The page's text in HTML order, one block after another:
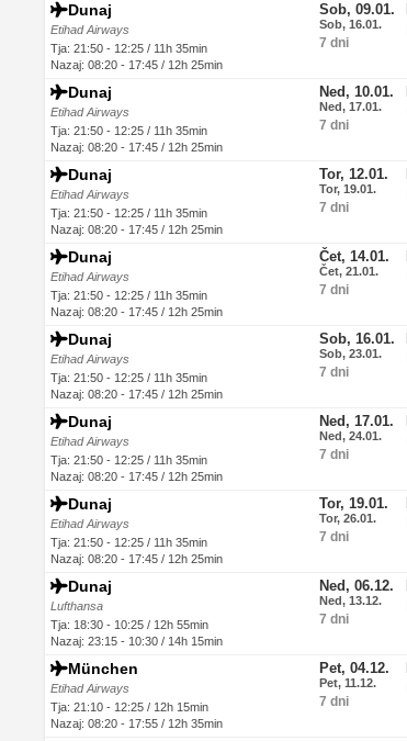
Dunaj
Etihad Airways
Tja: 21:50 - 12:25 / 11h 35min
Nazaj: 08:20 - 17:45 / 12h 25min
Sob, 09.01.
Sob, 16.01.
7 dni
Dunaj
Etihad Airways
Tja: 21:50 - 12:25 / 11h 35min
Nazaj: 08:20 - 17:45 / 12h 25min
Ned, 10.01.
Ned, 17.01.
7 dni
Dunaj
Etihad Airways
Tja: 21:50 - 12:25 / 11h 35min
Nazaj: 08:20 - 17:45 / 12h 25min
Tor, 12.01.
Tor, 19.01.
7 dni
Dunaj
Etihad Airways
Tja: 21:50 - 12:25 / 11h 35min
Nazaj: 08:20 - 17:45 / 12h 25min
Čet, 14.01.
Čet, 21.01.
7 dni
Dunaj
Etihad Airways
Tja: 21:50 - 12:25 / 11h 35min
Nazaj: 08:20 - 17:45 / 12h 25min
Sob, 16.01.
Sob, 23.01.
7 dni
Dunaj
Etihad Airways
Tja: 21:50 - 12:25 / 11h 35min
Nazaj: 08:20 - 17:45 / 12h 25min
Ned, 17.01.
Ned, 24.01.
7 dni
Dunaj
Etihad Airways
Tja: 21:50 - 12:25 / 11h 35min
Nazaj: 08:20 - 17:45 / 12h 25min
Tor, 19.01.
Tor, 26.01.
7 dni
Dunaj
Lufthansa
Tja: 18:30 - 10:25 / 12h 55min
Nazaj: 23:15 - 10:30 / 14h 15min
Ned, 06.12.
Ned, 13.12.
7 dni
München
Etihad Airways
Tja: 21:10 - 12:25 / 12h 15min
Nazaj: 08:20 - 17:55 / 12h 35min
Pet, 04.12.
Pet, 11.12.
7 dni